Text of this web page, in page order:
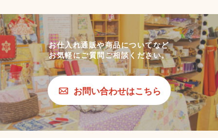
お仕入れ通販や商品についてなど
お気軽にご質問ご相談ください。
お問い合わせはこちら